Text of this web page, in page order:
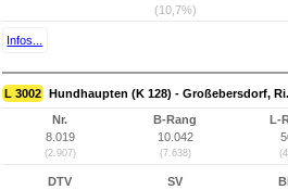
(10,7%)
Infos...
L 3002 Hundhaupten (K 128) - Großebersdorf,
Nr.
8.019
(2.907)
B-Rang
10.042
(7.638)
L-
DTV
SV